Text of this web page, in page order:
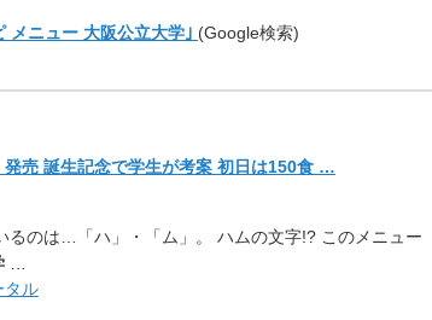
メニュー 大阪公立大学｣ (Google検索)
発売 誕生記念で学生が考案 初日は150食 …
るのは…「ハ」・「ム」。 ハムの文字!? このメニュー
タル